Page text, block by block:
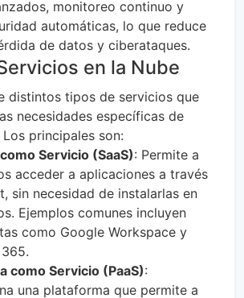
monitoreo continuo y
automáticas, lo que reduce
de datos y ciberataques.
en la Nube
distintos tipos de servicios que
necesidades específicas de
principales son:
Servicio (SaaS): Permite a
acceder a aplicaciones a través
sin necesidad de instalarlas en
Ejemplos comunes incluyen
como Google Workspace y
como Servicio (PaaS):
una plataforma que permite a